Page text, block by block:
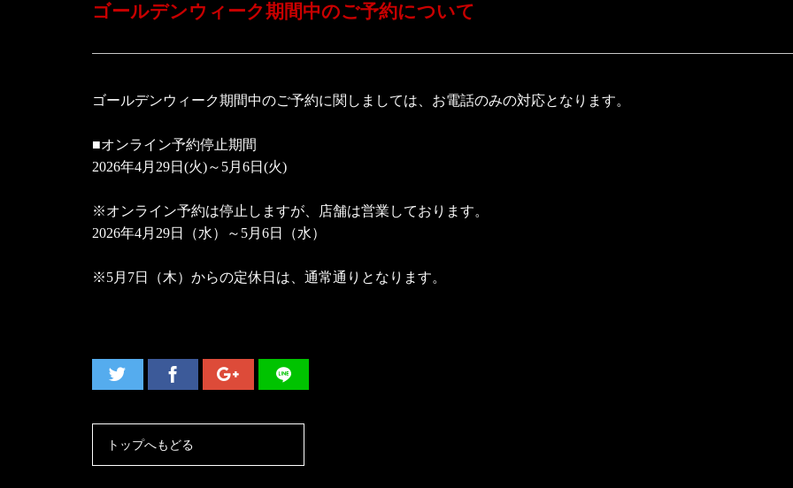
ゴールデンウィーク期間中のご予約について
ゴールデンウィーク期間中のご予約に関しましては、お電話のみの対応となります。
■オンライン予約停止期間
2026年4月29日(火)～5月6日(火)
※オンライン予約は停止しますが、店舗は営業しております。
2026年4月29日（水）～5月6日（水）
※5月7日（木）からの定休日は、通常通りとなります。
トップへもどる